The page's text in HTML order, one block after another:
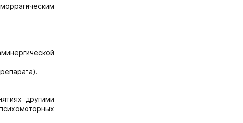
другими